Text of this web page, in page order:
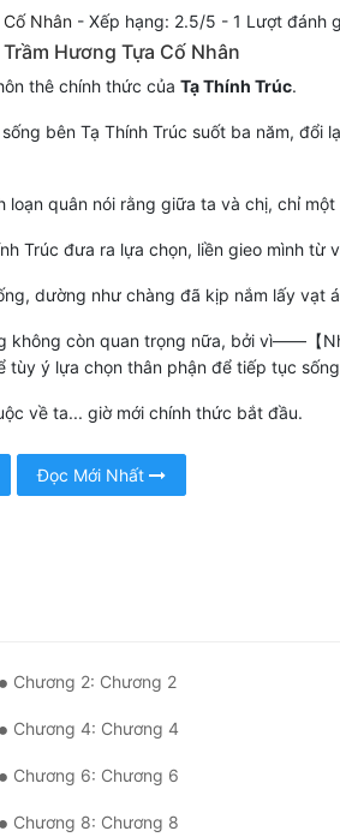
Nhân - Xếp hạng: 2.5/5 - 1 Lượt đánh
Hương Tựa Cố Nhân
thê chính thức của Tạ Thính Trúc.
bên Tạ Thính Trúc suốt ba năm, đổi
loạn quân nói rằng giữa ta và chị, chỉ
Trúc đưa ra lựa chọn, liền gieo mình từ
dường như chàng đã kịp nắm lấy vạt
không còn quan trọng nữa, bởi vì——【
tùy ý lựa chọn thân phận để tiếp tục sống
về ta... giờ mới chính thức bắt đầu.
Đọc Mới Nhất
Chương 2: Chương 2
Chương 4: Chương 4
Chương 6: Chương 6
Chương 8: Chương 8